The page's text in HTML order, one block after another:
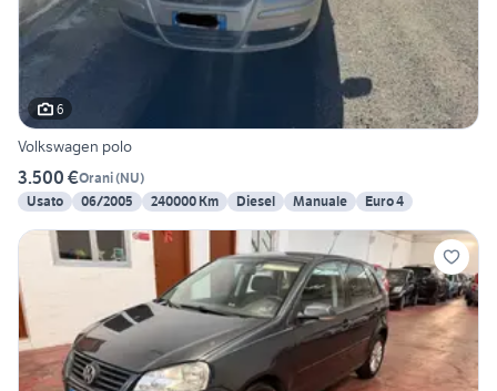
6
Volkswagen polo
3.500 €Orani(NU)
Usato
06/2005 240000 Km Diesel Manuale Euro 4